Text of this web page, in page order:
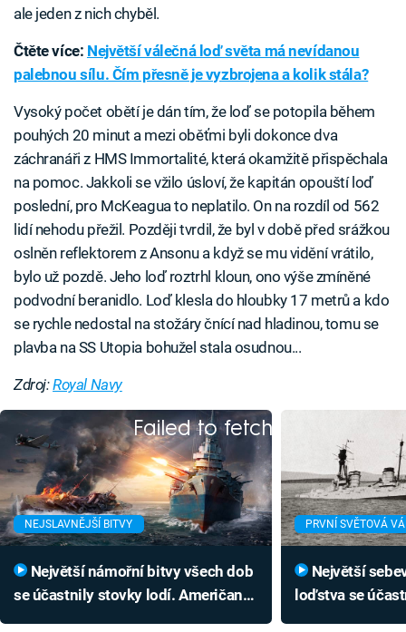
ale jeden z nich chyběl.
Čtěte více: Největší válečná loď světa má nevídanou
palebnou sílu. Čím přesně je vyzbrojena a kolik stála?
Vysoký počet obětí je dán tím, že loď se potopila během
pouhých 20 minut a mezi oběťmi byli dokonce dva
záchranáři z HMS Immortalité, která okamžitě přispěchala
na pomoc. Jakkoli se vžilo úsloví, že kapitán opouští loď
poslední, pro McKeagua to neplatilo. On na rozdíl od 562
lidí nehodu přežil. Později tvrdil, že byl v době před srážkou
oslněn reflektorem z Ansonu a když se mu vidění vrátilo,
bylo už pozdě. Jeho loď roztrhl kloun, ono výše zmíněné
podvodní beranidlo. Loď klesla do hloubky 17 metrů a kdo
se rychle nedostal na stožáry čnící nad hladinou, tomu se
plavba na SS Utopia bohužel stala osudnou...
Zdroj:Royal Navy
Failed to fetch
NEJSLAVNĚJŠÍ BITVY
se účastnily stovky lodí. Američany
PRVNÍ SVĚTOVÁ
loďstva se